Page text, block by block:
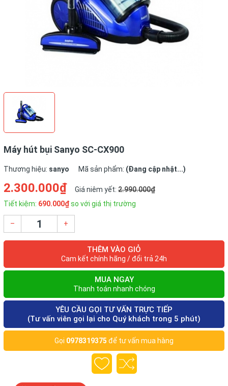
Máy hút bụi Sanyo SC-CX900
Thương hiệu: sanyo Mã sản phẩm: (Đang cập nhật...)
2.300.000₫ Giá niêm yết: 2.990.000₫
Tiết kiệm: 690.000₫so với giá thị trường
– +
THÊM VÀO GIỎ
Cam kết chính hãng / đổi trả 24h
MUA NGAY
Thanh toán nhanh chóng
YÊU CẦU GỌI TƯ VẤN TRỰC TIẾP
(Tư vấn viên gọi lại cho Quý khách trong 5 phút)
Gọi 0978319375 để tư vấn mua hàng